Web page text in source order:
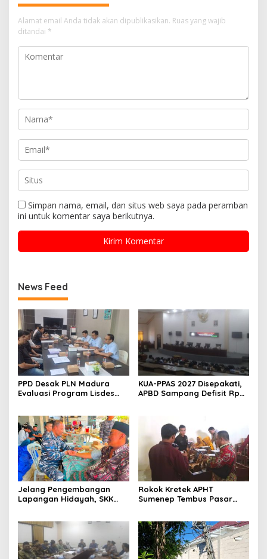
Alamat email Anda tidak akan dipublikasikan. Ruas yang wajib
ditandai *
Simpan nama, email, dan situs web saya pada peramban
ini untuk komentar saya berikutnya.
News Feed
PPD Desak PLN Madura
Evaluasi Program Lisdes
KUA-PPAS 2027 Disepakati,
APBD Sampang Defisit Rp
Jelang Pengembangan
Lapangan Hidayah, SKK
Nelayan Sampang
Rokok Kretek APHT
Sumenep Tembus Pasar